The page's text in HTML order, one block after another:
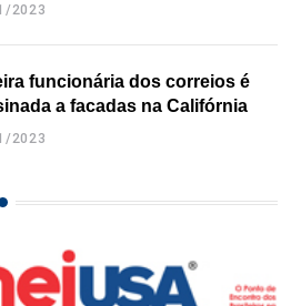
2023
funcionária dos correios é
a facadas na Califórnia
2023